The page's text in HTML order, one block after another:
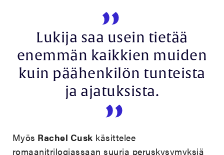
Lukija saa usein tietää
enemmän kaikkien muiden
kuin päähenkilön tunteista
ja ajatuksista.
Myös Rachel Cusk käsittelee
romaanitrilogiassaan suuria peruskysymyksiä